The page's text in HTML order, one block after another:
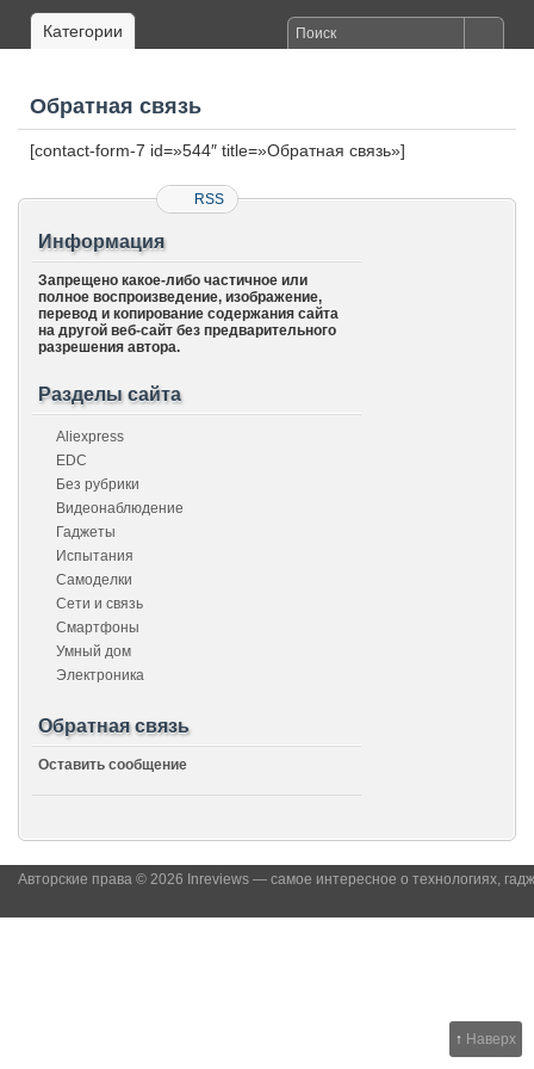
Категории
Обратная связь
[contact-form-7 id=»544″ title=»Обратная связь»]
RSS
Информация
Запрещено какое-либо частичное или
полное воспроизведение, изображение,
перевод и копирование содержания сайта
на другой веб-сайт без предварительного
разрешения автора.
Разделы сайта
Aliexpress
EDC
Без рубрики
Видеонаблюдение
Гаджеты
Испытания
Самоделки
Сети и связь
Смартфоны
Умный дом
Электроника
Обратная связь
Оставить сообщение
Авторские права © 2026 Inreviews — самое интересное о технологиях,
↑ Наверх